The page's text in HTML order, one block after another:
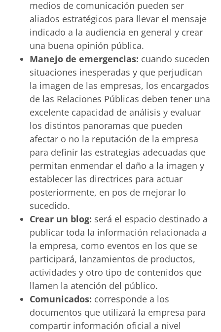
medios de comunicación pueden ser
aliados estratégicos para llevar el mensaje
indicado a la audiencia en general y crear
una buena opinión pública.
Manejo de emergencias: cuando suceden
situaciones inesperadas y que perjudican
la imagen de las empresas, los encargados
de las Relaciones Públicas deben tener una
excelente capacidad de análisis y evaluar
los distintos panoramas que pueden
afectar o no la reputación de la empresa
para definir las estrategias adecuadas que
permitan enmendar el daño a la imagen y
establecer las directrices para actuar
posteriormente, en pos de mejorar lo
sucedido.
Crear un blog: será el espacio destinado a
publicar toda la información relacionada a
la empresa, como eventos en los que se
participará, lanzamientos de productos,
actividades y otro tipo de contenidos que
llamen la atención del público.
Comunicados: corresponde a los
documentos que utilizará la empresa para
compartir información oficial a nivel